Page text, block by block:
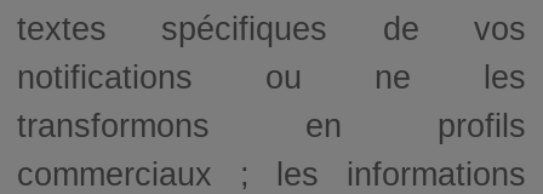
textes spécifiques de vos
notifications ou ne les
transformons en profils
commerciaux ; les informations